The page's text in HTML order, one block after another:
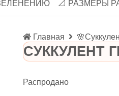
📐 РАЗМЕРЫ
Главная
СУККУЛЕНТ
Распродано